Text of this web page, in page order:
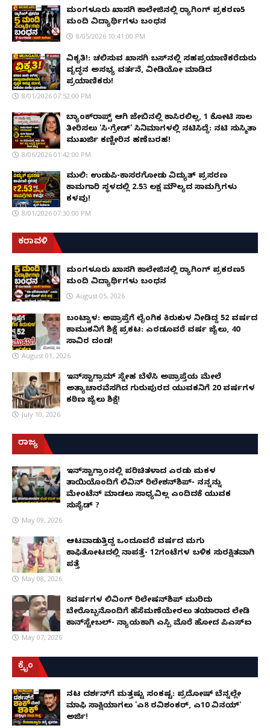
ಮಂಗಳೂರು ಖಾಸಗಿ ಕಾಲೇಜಿನಲ್ಲಿ ರ‌್ಯಾಗಿಂಗ್ ಪ್ರಕರಣ5
ಮಂದಿ ವಿದ್ಯಾರ್ಥಿಗಳು ಬಂಧನ
8/05/2026 10:41:00 PM
ವಿಕೃತಿ!: ಚಲಿಸುವ ಖಾಸಗಿ ಬಸ್‌ನಲ್ಲಿ ಸಹಪ್ರಯಾಣಿಕರೆದುರು
ವೃದ್ಧನ ಅಸಭ್ಯ ವರ್ತನೆ, ವೀಡಿಯೋ ಮಾಡಿದ
ಪ್ರಯಾಣಿಕರು!
8/01/2026 07:52:00 PM
ಬ್ಯಾಂಕ್‌ರಾಪ್ಟ್‌ ಆಗಿ ಜೇಬಿನಲ್ಲಿ ಕಾಸಿರಲಿಲ್ಲ, ₹1 ಕೋಟಿ ಸಾಲ
ತೀರಿಸಲು 'ಸಿ-ಗ್ರೇಡ್' ಸಿನಿಮಾಗಳಲ್ಲಿ ನಟಿಸಿದ್ದೆ: ನಟಿ ಸುಸ್ಮಿತಾ
ಮುಖರ್ಜಿ ಕಣ್ಣೀರಿನ ಹಣೆಬರಹ!
8/06/2026 01:42:00 PM
ಮುಲ್ಕಿ: ಉಡುಪಿ-ಕಾಸರಗೋಡು ವಿದ್ಯುತ್ ಪ್ರಸರಣ
ಕಾಮಗಾರಿ ಸ್ಥಳದಲ್ಲಿ ₹2.53 ಲಕ್ಷ ಮೌಲ್ಯದ ಸಾಮಗ್ರಿಗಳು
ಕಳವು!
8/01/2026 07:30:00 PM
ಕರಾವಳಿ
ಮಂಗಳೂರು ಖಾಸಗಿ ಕಾಲೇಜಿನಲ್ಲಿ ರ‌್ಯಾಗಿಂಗ್ ಪ್ರಕರಣ5
ಮಂದಿ ವಿದ್ಯಾರ್ಥಿಗಳು ಬಂಧನ
August 05, 2026
ಬಂಟ್ವಾಳ: ಅಪ್ರಾಪ್ತೆಗೆ ಲೈಂಗಿಕ ಕಿರುಕುಳ ನೀಡಿದ್ದ 52 ವರ್ಷದ
ಕಾಮುಕನಿಗೆ ಶಿಕ್ಷೆ ಪ್ರಕಟ: ಎರಡೂವರೆ ವರ್ಷ ಜೈಲು, ₹40
ಸಾವಿರ ದಂಡ!
August 01, 2026
ಇನ್‌ಸ್ಟಾಗ್ರಾಮ್ ಸ್ನೇಹ ಬೆಳೆಸಿ ಅಪ್ರಾಪ್ತೆಯ ಮೇಲೆ
ಅತ್ಯಾಚಾರವೆಸಗಿದ ಗುರುಪುರದ ಯುವಕನಿಗೆ 20 ವರ್ಷಗಳ
ಕಠಿಣ ಜೈಲು ಶಿಕ್ಷೆ!
July 10, 2026
ರಾಜ್ಯ
ಇನ್​ಸ್ಟಾಗ್ರಾಂನಲ್ಲಿ ಪರಿಚಿತಳಾದ ಎರಡು ಮಕ್ಕಳ
ತಾಯಿಯೊಂದಿಗೆ ಲಿವಿನ್ ರಿಲೇಶನ್​ಶಿಪ್- ನನ್ನನ್ನು
ಮೇಂಟೆನ್ ಮಾಡಲು ಸಾಧ್ಯವಿಲ್ಲ ಎಂದಿದಕ್ಕೆ ಯುವಕ
ಸುಸೈಡ್ ?
May 09, 2026
ಆಟವಾಡುತ್ತಿದ್ದ ಒಂದೂವರೆ ವರ್ಷದ ಮಗು
ಕಾಫಿತೋಟದಲ್ಲಿ ನಾಪತ್ತೆ- 12ಗಂಟೆಗಳ ಬಳಿಕ ಸುರಕ್ಷಿತವಾಗಿ
ಪತ್ತೆ
May 08, 2026
8ವರ್ಷಗಳ ಲಿವಿಂಗ್‌ ರಿಲೇಷನ್‌ಶಿಪ್ ಮುರಿದು
ಬೇರೊಬ್ಬನೊಂದಿಗೆ ಹೆಸೆಮಣೆಯೇರಲು ತಯಾರಾದ ಲೇಡಿ
ಕಾನ್‌ಸ್ಟೇಬಲ್- ನ್ಯಾಯಕ್ಕಾಗಿ ಎಸ್ಪಿ ಮೊರೆ ಹೋದ ಪಿಎಸ್ಐ
May 07, 2026
ಕ್ರೈಂ
ನಟ ದರ್ಶನ್‌ಗೆ ಮತ್ತಷ್ಟು ಸಂಕಷ್ಟ: ಪ್ರದೋಷ್ ಬೆನ್ನಲ್ಲೇ
ಮಾಫಿ ಸಾಕ್ಷಿಯಾಗಲು 'ಎ8 ರವಿಶಂಕರ್, ಎ10 ವಿನಯ್'
ಅರ್ಜಿ!